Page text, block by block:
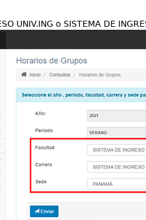
UNIV.ING o SISTEMA DE